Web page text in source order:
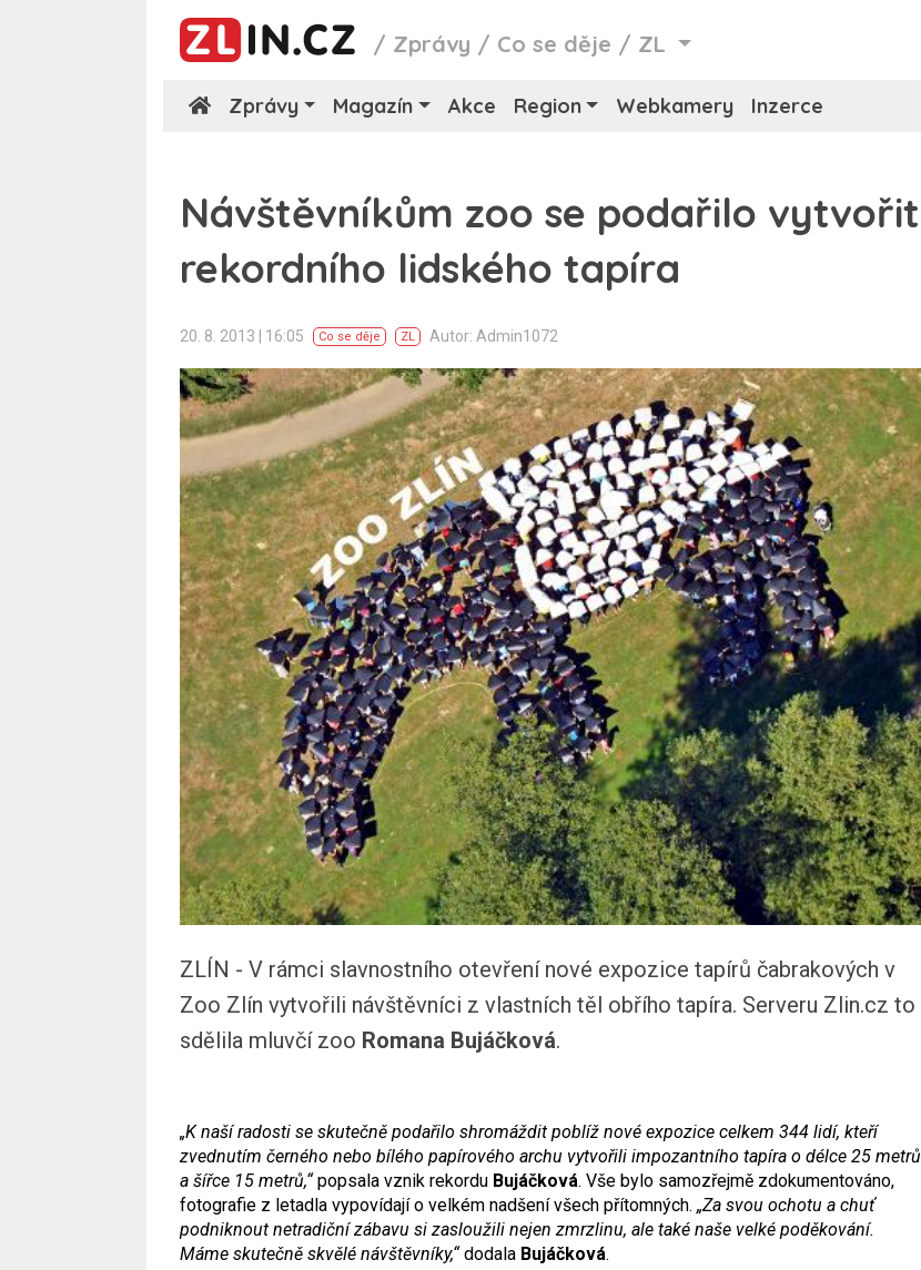
/ Zprávy / Co se děje / ZL
Zprávy Magazín Akce Region Webkamery Inzerce
Návštěvníkům zoo se podařilo vytvořit
rekordního lidského tapíra
20. 8. 2013 | 16:05 Co se děje ZL Autor: Admin1072
ZLÍN - V rámci slavnostního otevření nové expozice tapírů čabrakových v
Zoo Zlín vytvořili návštěvníci z vlastních těl obřího tapíra. Serveru Zlin.cz to
sdělila mluvčí zoo Romana Bujáčková.
„K naší radosti se skutečně podařilo shromáždit poblíž nové expozice celkem 344 lidí, kteří
zvednutím černého nebo bílého papírového archu vytvořili impozantního tapíra o délce 25 metrů
a šířce 15 metrů,“popsala vznik rekordu Bujáčková. Vše bylo samozřejmě zdokumentováno,
fotografie z letadla vypovídají o velkém nadšení všech přítomných. „Za svou ochotu a chuť
podniknout netradiční zábavu si zasloužili nejen zmrzlinu, ale také naše velké poděkování.
Máme skutečně skvělé návštěvníky,“dodala Bujáčková.